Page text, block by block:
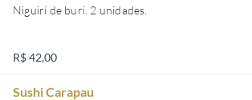
Niguiri de buri. 2 unidades.
R$ 42,00
Sushi Carapau